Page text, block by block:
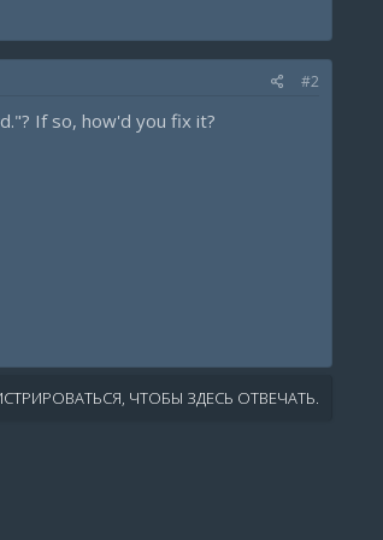
#2
If so, how'd you fix it?
ЧТОБЫ ЗДЕСЬ ОТВЕЧАТЬ.